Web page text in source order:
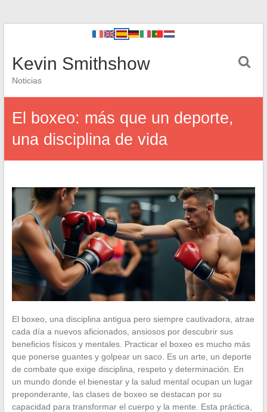
Kevin Smithshow
Noticias
El boxeo: más que un deporte,
una disciplina de vida
El boxeo, una disciplina antigua pero siempre cautivadora, atrae
cada día a nuevos aficionados, ansiosos por descubrir sus
beneficios físicos y mentales. Practicar el boxeo es mucho más
que ponerse guantes y golpear un saco. Es un arte, un deporte
de combate que exige disciplina, respeto y determinación. En
un mundo donde el bienestar y la salud mental ocupan un lugar
preponderante, las clases de boxeo se destacan por su
capacidad para transformar el cuerpo y la mente. Esta práctica,